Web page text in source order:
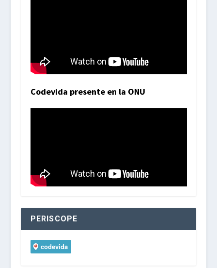
Codevida presente en la ONU
PERISCOPE